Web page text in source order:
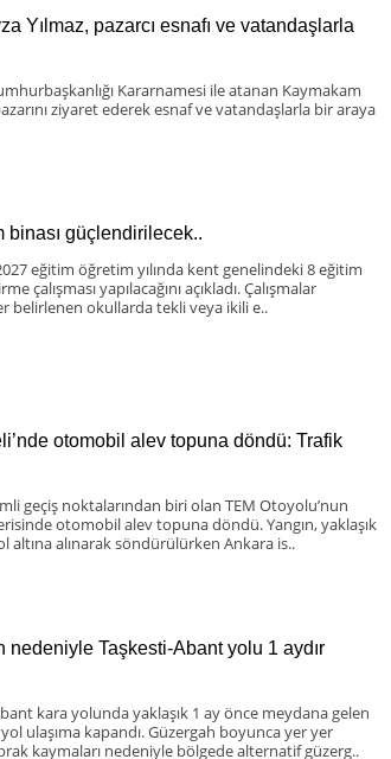
Yılmaz, pazarcı esnafı ve vatandaşlarla
Kararnamesi ile atanan Kaymakam
ziyaret ederek esnaf ve vatandaşlarla bir araya
binası güçlendirilecek..
eğitim öğretim yılında kent genelindeki 8 eğitim
çalışması yapılacağını açıkladı. Çalışmalar
belirlenen okullarda tekli veya ikili e..
otomobil alev topuna döndü: Trafik
geçiş noktalarından biri olan TEM Otoyolu’nun
otomobil alev topuna döndü. Yangın, yaklaşık
altına alınarak söndürülürken Ankara is..
nedeniyle Taşkesti-Abant yolu 1 aydır
kara yolunda yaklaşık 1 ay önce meydana gelen
ulaşıma kapandı. Güzergah boyunca yer yer
kaymaları nedeniyle bölgede alternatif güzerg..